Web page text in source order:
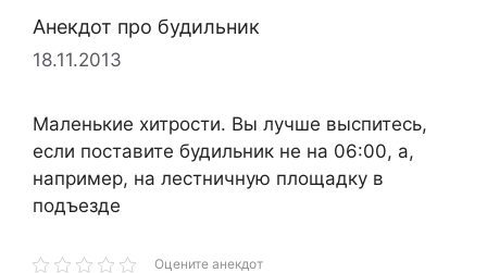
Анекдот про будильник
18.11.2013
Маленькие хитрости. Вы лучше выспитесь,
если поставите будильник не на 06:00, а,
например, на лестничную площадку в
подъезде
Оцените анекдот